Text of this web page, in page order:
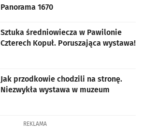
Panorama 1670
Sztuka średniowiecza w Pawilonie
Czterech Kopuł. Poruszająca wystawa!
Jak przodkowie chodzili na stronę.
Niezwykła wystawa w muzeum
REKLAMA